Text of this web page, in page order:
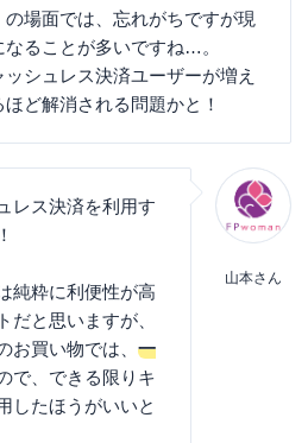
の場面では、忘れがちですが現
なることが多いですね…。
ッシュレス決済ユーザーが増え
ど解消される問題かと！
レス決済を利用す
純粋に利便性が高
だと思いますが、
お買い物では、 一
で、できる限りキ
したほうがいいと
山本さん